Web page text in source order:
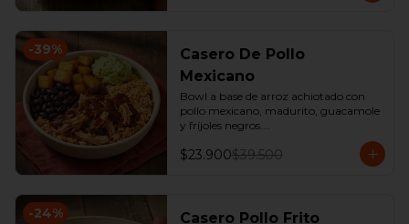
-39%
Casero De Pollo
Mexicano
Bowl a base de arroz achiotado con
pollo mexicano, madurito, guacamole
y fríjoles negros.
$23.900$39.500
-24% Casero Pollo Frito